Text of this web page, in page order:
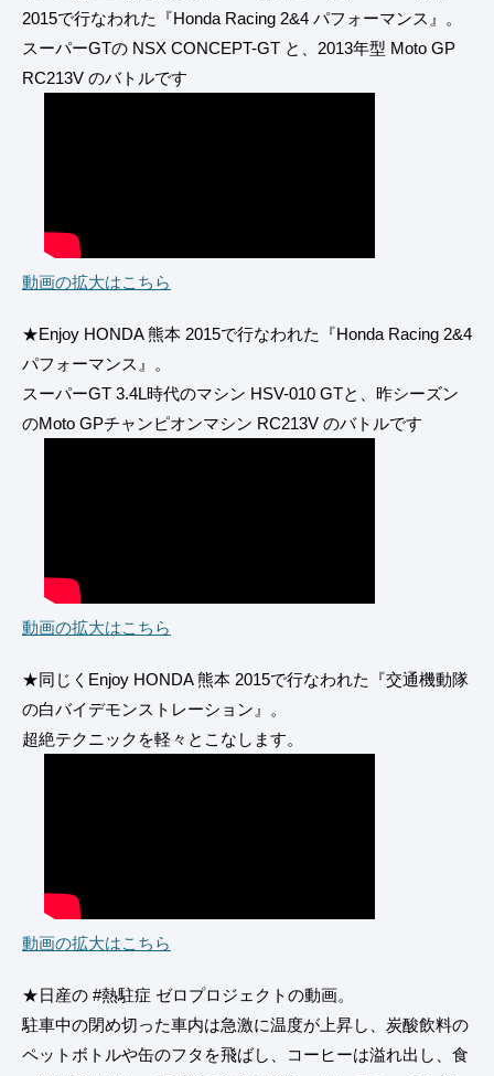
2015で行なわれた『Honda Racing 2&4 パフォーマンス』。
スーパーGTの NSX CONCEPT-GT と、2013年型 Moto GP
RC213V のバトルです
動画の拡大はこちら
★Enjoy HONDA 熊本 2015で行なわれた『Honda Racing 2&4
パフォーマンス』。
スーパーGT 3.4L時代のマシン HSV-010 GTと、昨シーズン
のMoto GPチャンピオンマシン RC213V のバトルです
動画の拡大はこちら
★同じくEnjoy HONDA 熊本 2015で行なわれた『交通機動隊
の白バイデモンストレーション』。
超絶テクニックを軽々とこなします。
動画の拡大はこちら
★日産の #熱駐症 ゼロプロジェクトの動画。
駐車中の閉め切った車内は急激に温度が上昇し、炭酸飲料の
ペットボトルや缶のフタを飛ばし、コーヒーは溢れ出し、食